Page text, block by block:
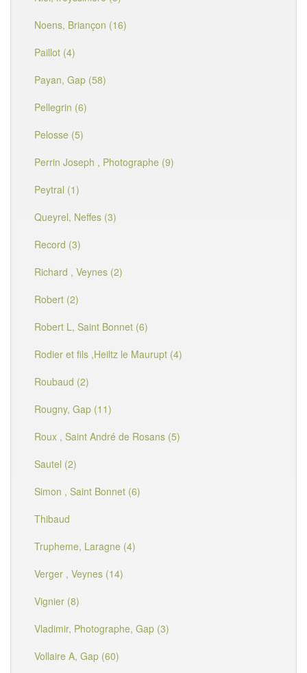
Noens, Briançon (16)
Paillot (4)
Payan, Gap (58)
Pellegrin (6)
Pelosse (5)
Perrin Joseph , Photographe (9)
Peytral (1)
Queyrel, Neffes (3)
Record (3)
Richard , Veynes (2)
Robert (2)
Robert L, Saint Bonnet (6)
Rodier et fils ,Heiltz le Maurupt (4)
Roubaud (2)
Rougny, Gap (11)
Roux , Saint André de Rosans (5)
Sautel (2)
Simon , Saint Bonnet (6)
Thibaud
Trupheme, Laragne (4)
Verger , Veynes (14)
Vignier (8)
Vladimir, Photographe, Gap (3)
Vollaire A, Gap (60)